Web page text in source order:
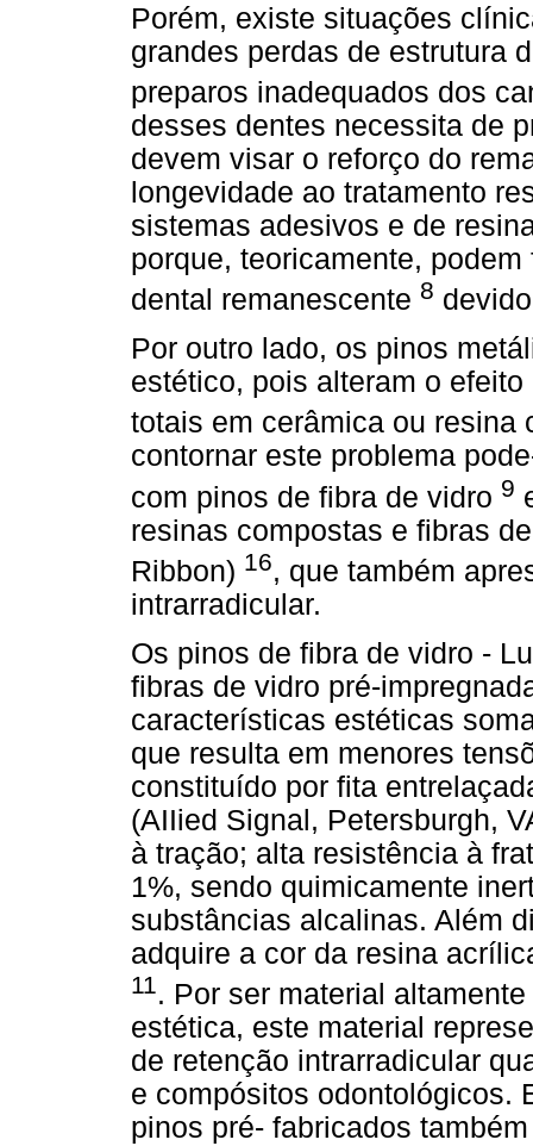
Porém, existe situações
grandes perdas de estrutura
preparos inadequados dos
desses dentes necessita de
devem visar o reforço do
longevidade ao tratamento
sistemas adesivos e de
porque, teoricamente,
dental remanescente 8
Por outro lado, os pinos
estético, pois alteram o
totais em cerâmica ou
contornar este problema
com pinos de fibra de vidro 9
resinas compostas e fibras
Ribbon) 16, que também
intrarradicular.
Os pinos de fibra de vidro -
fibras de vidro pré-
características estéticas
que resulta em menores
constituído por fita
(AIIied Signal, Petersburgh,
à tração; alta resistência à
1%, sendo quimicamente
substâncias alcalinas. Além
adquire a cor da resina
11. Por ser material
estética, este material
de retenção intrarradicular
e compósitos odontológicos.
pinos pré- fabricados